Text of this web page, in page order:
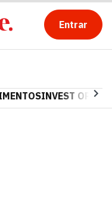
Entrar
INVEST OPINA